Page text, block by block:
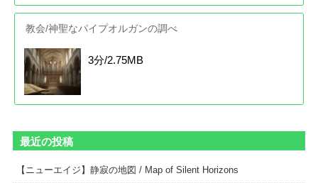
教会/神聖なパイプオルガンの調べ
3分/2.75MB
最近の投稿
【ニューエイジ】静寂の地図 / Map of Silent Horizons